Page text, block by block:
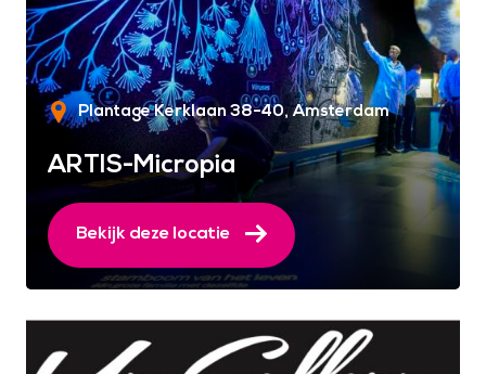
Plantage Kerklaan 38-40 Amsterdam
ARTIS-Micropia
Bekijk deze locatie